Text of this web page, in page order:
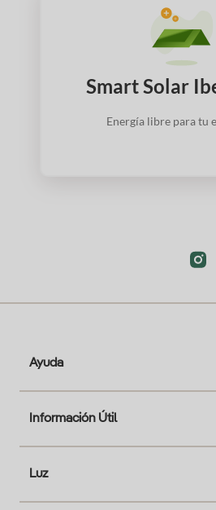
Smart Solar
Energía libre para tu
Ayuda
Información Útil
Luz